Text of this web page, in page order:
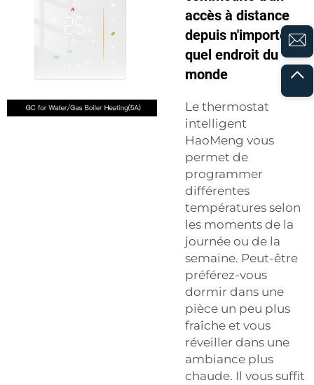
accès à distance
depuis n'importe
quel endroit du
monde
Le thermostat
intelligent
HaoMeng vous
permet de
programmer
différentes
températures selon
les moments de la
journée ou de la
semaine. Peut-être
préférez-vous
dormir dans une
pièce un peu plus
fraîche et vous
réveiller dans une
ambiance plus
chaude. Il vous suffit